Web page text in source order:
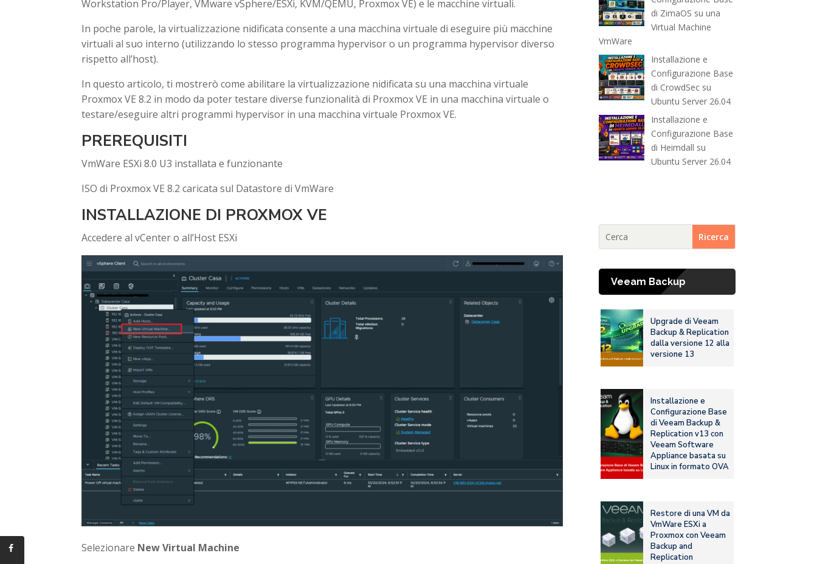
Workstation Pro/Player, VMware vSphere/ESXi, KVM/QEMU, Proxmox VE) e le macchine virtuali.
In poche parole, la virtualizzazione nidificata consente a una macchina virtuale di eseguire più macchine
virtuali al suo interno (utilizzando lo stesso programma hypervisor o un programma hypervisor diverso
rispetto all’host).
In questo articolo, ti mostrerò come abilitare la virtualizzazione nidificata su una macchina virtuale
Proxmox VE 8.2 in modo da poter testare diverse funzionalità di Proxmox VE in una macchina virtuale o
testare/eseguire altri programmi hypervisor in una macchina virtuale Proxmox VE.
PREREQUISITI
VmWare ESXi 8.0 U3 installata e funzionante
ISO di Proxmox VE 8.2 caricata sul Datastore di VmWare
INSTALLAZIONE DI PROXMOX VE
Accedere al vCenter o all’Host ESXi
Selezionare New Virtual Machine
di ZimaOS su una
Virtual Machine
VmWare
Installazione e
Configurazione Base
di CrowdSec su
Ubuntu Server 26.04
Installazione e
Configurazione Base
di Heimdall su
Ubuntu Server 26.04
Veeam Backup
Upgrade di Veeam
Backup & Replication
dalla versione 12 alla
versione 13
Installazione e
Configurazione Base
di Veeam Backup &
Replication v13 con
Veeam Software
Appliance basata su
Linux in formato OVA
Restore di una VM da
VmWare ESXi a
Proxmox con Veeam
Backup and
Replication